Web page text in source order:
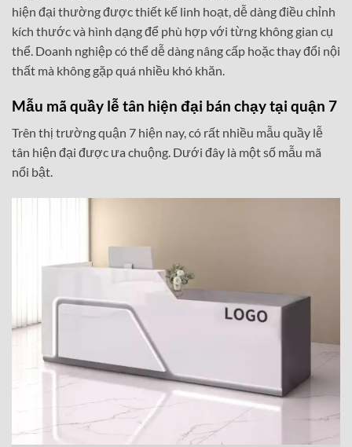
hiện đại thường được thiết kế linh hoạt, dễ dàng điều chỉnh
kích thước và hình dạng để phù hợp với từng không gian cụ
thể. Doanh nghiệp có thể dễ dàng nâng cấp hoặc thay đổi nội
thất mà không gặp quá nhiều khó khăn.
Mẫu mã quầy lễ tân hiện đại bán chạy tại quận 7
Trên thị trường quận 7 hiện nay, có rất nhiều mẫu quầy lễ
tân hiện đại được ưa chuộng. Dưới đây là một số mẫu mã
nổi bật.